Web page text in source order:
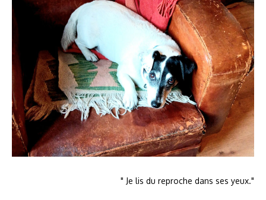
" Je lis du reproche dans ses yeux."